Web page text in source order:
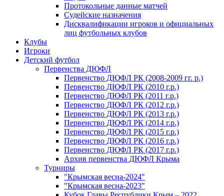
Протокольные данные матчей
Судейские назначения
Дисквалификации игроков и официальных
лиц футбольных клубов
Клубы
Игроки
Детский футбол
Первенства ДЮФЛ
Первенство ДЮФЛ РК (2008-2009 гг. р.)
Первенство ДЮФЛ РК (2010 г.р.)
Первенство ДЮФЛ РК (2011 г.р.)
Первенство ДЮФЛ РК (2012 г.р.)
Первенство ДЮФЛ РК (2013 г.р.)
Первенство ДЮФЛ РК (2014 г.р.)
Первенство ДЮФЛ РК (2015 г.р.)
Первенство ДЮФЛ РК (2016 г.р.)
Первенство ДЮФЛ РК (2017 г.р.)
Архив первенства ДЮФЛ Крыма
Турниры
"Крымская весна-2024"
"Крымская весна-2023"